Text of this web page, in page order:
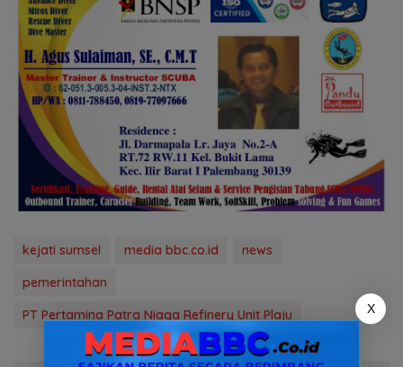
kejati sumsel media bbc.co.id
news
pemerintahan
PT Pertamina Patra Niaga Refinery Unit Plaju
X